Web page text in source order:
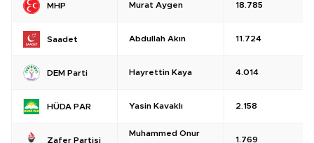
MHP Murat Aygen 18.785
Saadet Abdullah Akın 11.724
DEM Parti Hayrettin Kaya 4.014
HÜDA PAR Yasin Kavaklı 2.158
Zafer Partisi
Muhammed Onur
1.769